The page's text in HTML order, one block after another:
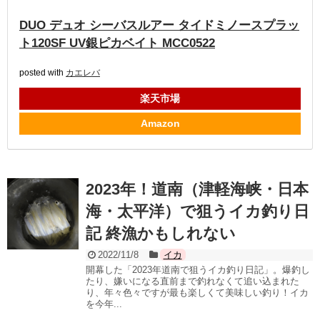
DUO デュオ シーバスルアー タイドミノースプラッ
ト120SF UV銀ピカベイト MCC0522
posted with カエレバ
楽天市場
Amazon
2023年！道南（津軽海峡・日本
海・太平洋）で狙うイカ釣り日
記 終漁かもしれない
2022/11/8
イカ
開幕した「2023年道南で狙うイカ釣り日記」。爆釣し
たり、嫌いになる直前まで釣れなくて追い込まれた
り、年々色々ですが最も楽しくて美味しい釣り！イカ
を今年...